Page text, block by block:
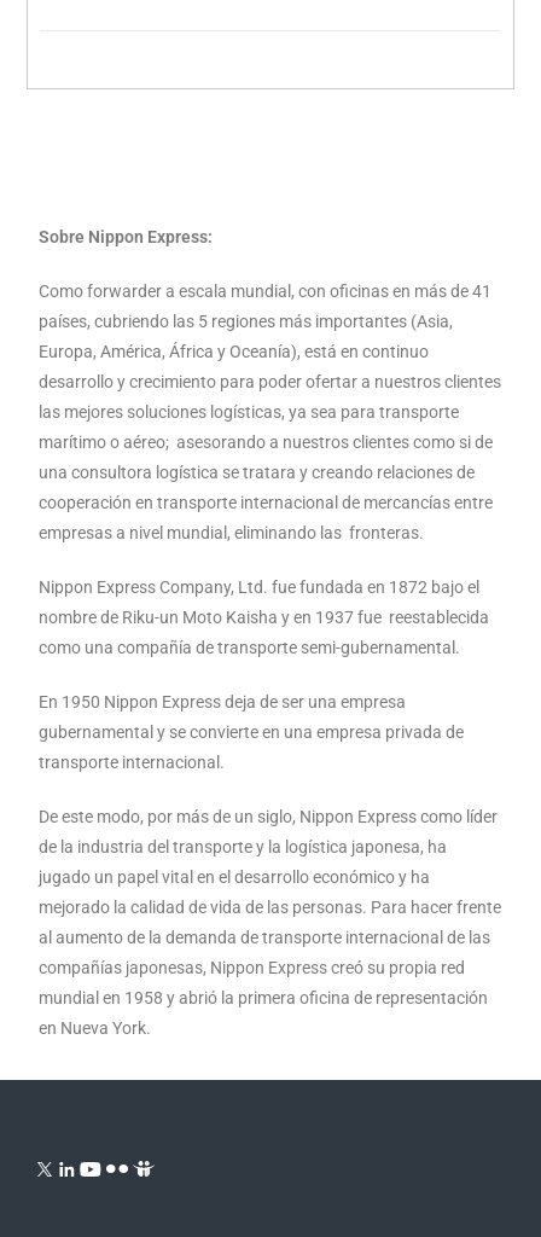
Sobre Nippon Express:
Como forwarder a escala mundial, con oficinas en más de 41
países, cubriendo las 5 regiones más importantes (Asia,
Europa, América, África y Oceanía), está en continuo
desarrollo y crecimiento para poder ofertar a nuestros clientes
las mejores soluciones logísticas, ya sea para transporte
marítimo o aéreo; asesorando a nuestros clientes como si de
una consultora logística se tratara y creando relaciones de
cooperación en transporte internacional de mercancías entre
empresas a nivel mundial, eliminando las fronteras.
Nippon Express Company, Ltd. fue fundada en 1872 bajo el
nombre de Riku-un Moto Kaisha y en 1937 fue reestablecida
como una compañía de transporte semi-gubernamental.
En 1950 Nippon Express deja de ser una empresa
gubernamental y se convierte en una empresa privada de
transporte internacional.
De este modo, por más de un siglo, Nippon Express como líder
de la industria del transporte y la logística japonesa, ha
jugado un papel vital en el desarrollo económico y ha
mejorado la calidad de vida de las personas. Para hacer frente
al aumento de la demanda de transporte internacional de las
compañías japonesas, Nippon Express creó su propia red
mundial en 1958 y abrió la primera oficina de representación
en Nueva York.